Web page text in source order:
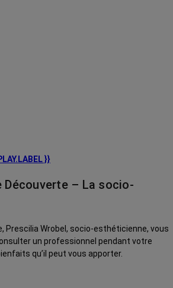
}}
Découverte – La socio-
Prescilia Wrobel, socio-esthéticienne, vous
un professionnel pendant votre
qu’il peut vous apporter.